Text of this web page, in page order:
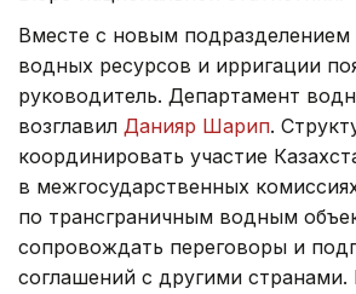
Вместе с новым
водных ресурсов и ирригации
руководитель. Департамент
возглавил Данияр Шарип.
координировать участие
в межгосударственных
по трансграничным водным
сопровождать переговоры и
соглашений с другими